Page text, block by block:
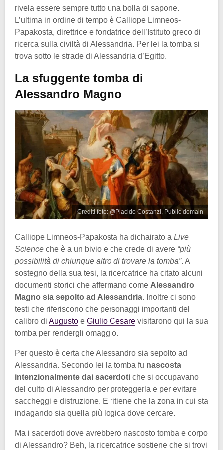
rivela essere sempre tutto una bolla di sapone.
L’ultima in ordine di tempo è Calliope Limneos-
Papakosta, direttrice e fondatrice dell’Istituto greco di
ricerca sulla civiltà di Alessandria. Per lei la tomba si
trova sotto le strade di Alessandria d’Egitto.
La sfuggente tomba di
Alessandro Magno
Crediti foto: @Placido Costanzi, Public domain
Calliope Limneos-Papakosta ha dichairato a Live
Science che è a un bivio e che crede di avere “più
possibilità di chiunque altro di trovare la tomba”. A
sostegno della sua tesi, la ricercatrice ha citato alcuni
documenti storici che affermano come Alessandro
Magno sia sepolto ad Alessandria. Inoltre ci sono
testi che riferiscono che personaggi importanti del
calibro di Augusto e Giulio Cesare visitarono qui la sua
tomba per rendergli omaggio.
Per questo è certa che Alessandro sia sepolto ad
Alessandria. Secondo lei la tomba fu nascosta
intenzionalmente dai sacerdoti che si occupavano
del culto di Alessandro per proteggerla e per evitare
saccheggi e distruzione. E ritiene che la zona in cui sta
indagando sia quella più logica dove cercare.
Ma i sacerdoti dove avrebbero nascosto tomba e corpo
di Alessandro? Beh, la ricercatrice sostiene che si trovi